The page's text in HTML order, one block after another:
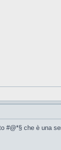
#@*§ che è una